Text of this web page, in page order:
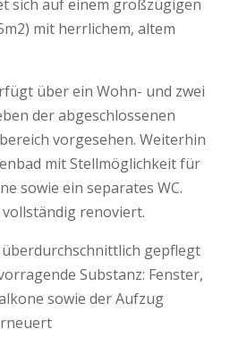
sich auf einem großzügigen
mit herrlichem, altem
über ein Wohn- und zwei
der abgeschlossenen
vorgesehen. Weiterhin
mit Stellmöglichkeit für
sowie ein separates WC.
renoviert.
gepflegt
Substanz: Fenster,
sowie der Aufzug